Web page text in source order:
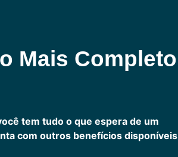
Mais Completo
tem tudo o que espera de um
com outros benefícios disponíveis